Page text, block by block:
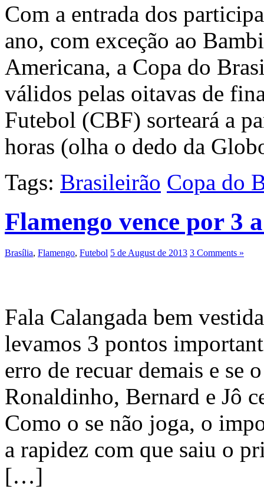
Com a entrada dos
ano, com exceção ao
Americana, a Copa do
válidos pelas oitavas de
Futebol (CBF) sorteará a
horas (olha o dedo da
Tags: Brasileirão Copa do
Flamengo vence por 3
Brasília, Flamengo, Futebol 5 de August de 2013 3 Comments »
Fala Calangada bem
levamos 3 pontos
erro de recuar demais e se
Ronaldinho, Bernard e Jô
Como o se não joga, o
a rapidez com que saiu o
[…]